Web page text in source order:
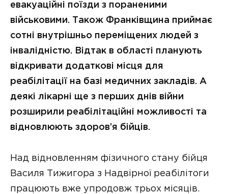
евакуаційні поїзди з пораненими
військовими. Також Франківщина приймає
сотні внутрішньо переміщених людей з
інвалідністю. Відтак в області планують
відкривати додаткові місця для
реабілітації на базі медичних закладів. А
деякі лікарні ще з перших днів війни
розширили реабілітаційні можливості та
відновлюють здоров’я бійців.
Над відновленням фізичного стану бійця
Василя Тижигора з Надвірної реабілітоги
працюють вже упродовж трьох місяців.